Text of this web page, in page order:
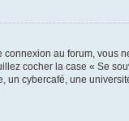
au forum, vous
cocher la case « Se
cybercafé, une